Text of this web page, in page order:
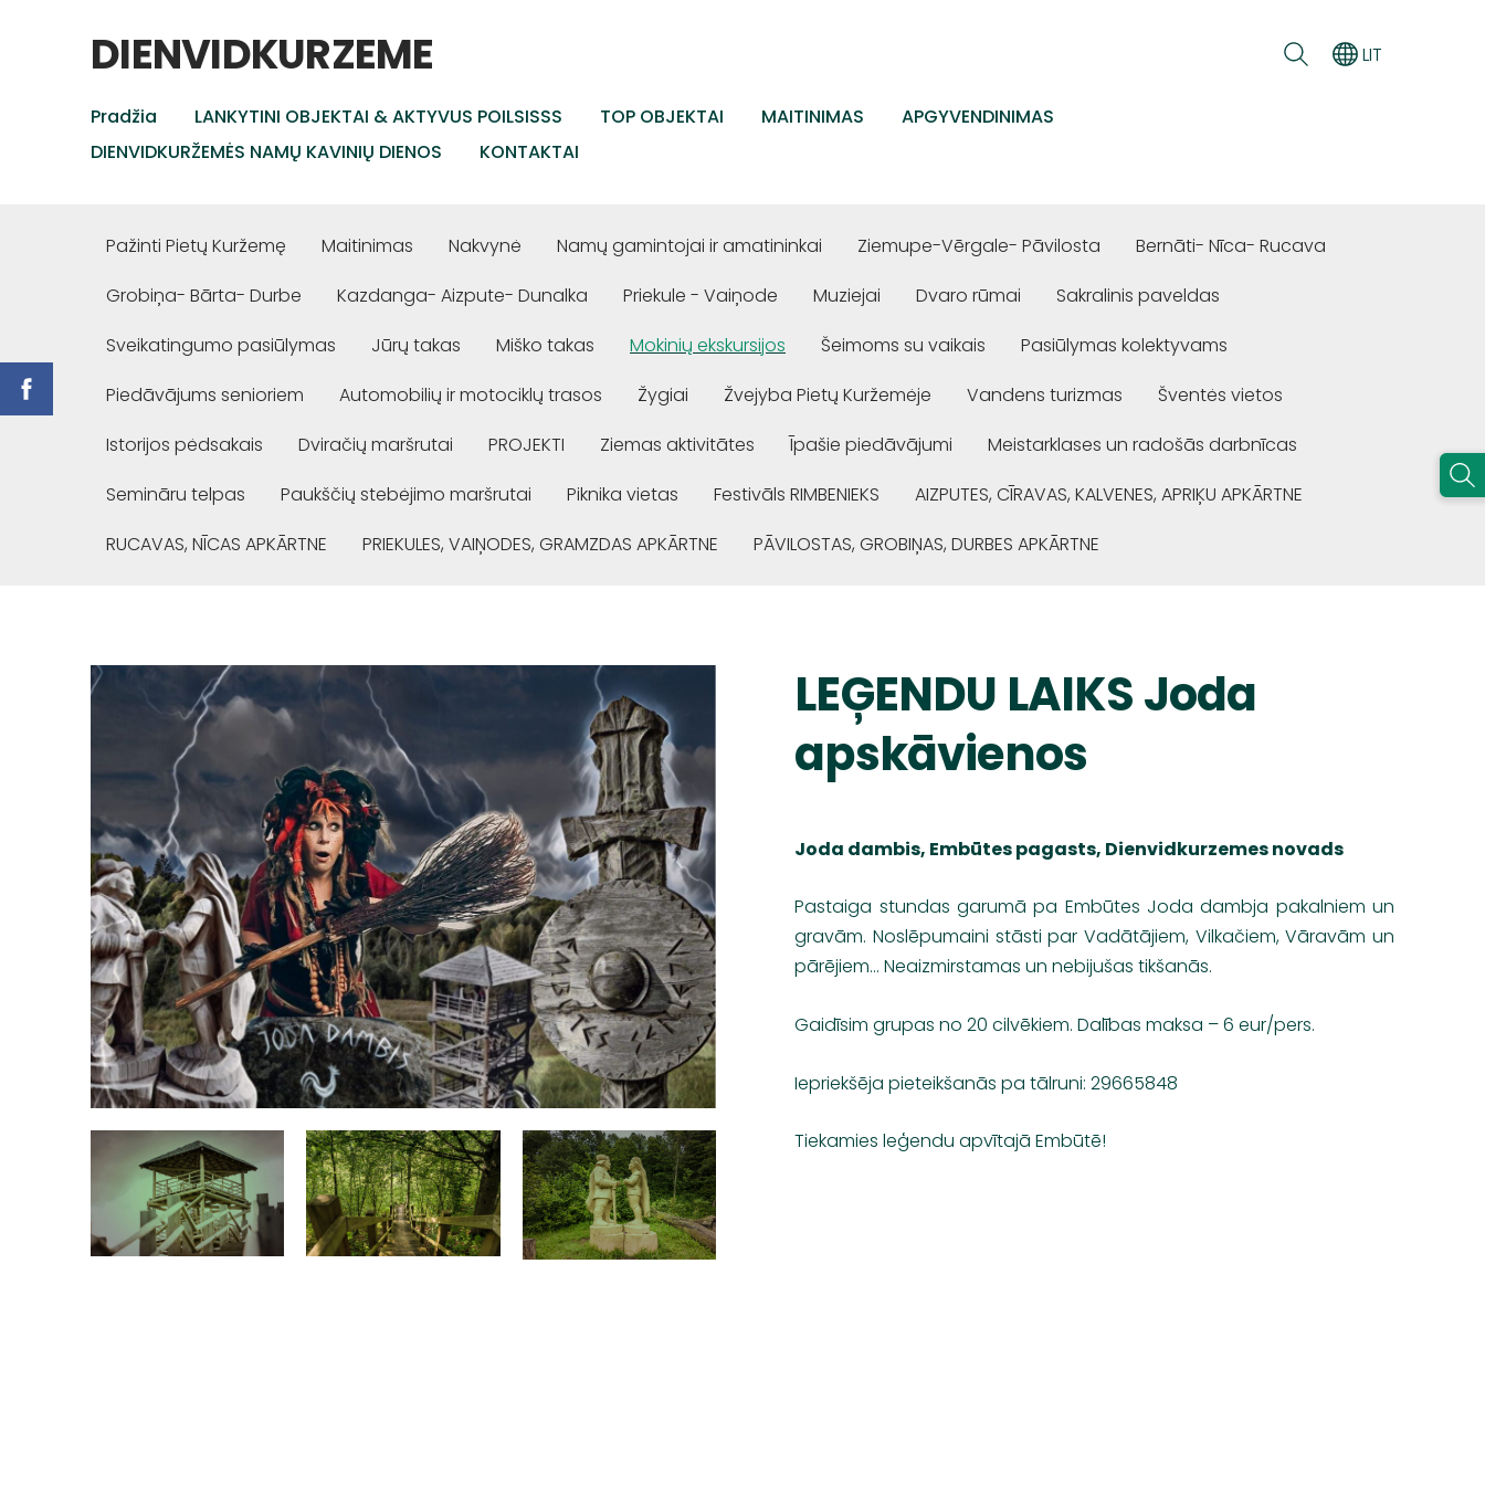
DIENVIDKURZEME
Pradžia LANKYTINI OBJEKTAI & AKTYVUS POILSISSS TOP OBJEKTAI MAITINIMAS
APGYVENDINIMAS
DIENVIDKURŽEMĖS NAMŲ KAVINIŲ DIENOS
KONTAKTAI
LIT
Pažinti Pietų Kuržemę Maitinimas Nakvynė Namų gamintojai ir amatininkai Ziemupe-Vērgale- Pāvilosta
Bernāti- Nīca- Rucava
Grobiņa- Bārta- Durbe
Kazdanga- Aizpute- Dunalka Priekule - Vaiņode Muziejai Dvaro rūmai
Sakralinis paveldas
Sveikatingumo pasiūlymas
Jūrų takas Miško takas Mokinių ekskursijos Šeimoms su vaikais
Pasiūlymas kolektyvams
Piedāvājums senioriem
Automobilių ir motociklų trasos Žygiai Žvejyba Pietų Kuržemėje Vandens turizmas
Šventės vietos
Istorijos pėdsakais
Dviračių maršrutai PROJEKTI Ziemas aktivitātes Īpašie piedāvājumi
Meistarklases un radošās darbnīcas
Semināru telpas
Paukščių stebėjimo maršrutai Piknika vietas Festivāls RIMBENIEKS
AIZPUTES, CĪRAVAS, KALVENES, APRIĶU APKĀRTNE
RUCAVAS, NĪCAS APKĀRTNE
PRIEKULES, VAIŅODES, GRAMZDAS APKĀRTNE PĀVILOSTAS, GROBIŅAS, DURBES APKĀRTNE
LEĢENDU LAIKS Joda
apskāvienos
Joda dambis, Embūtes pagasts, Dienvidkurzemes novads
Pastaiga stundas garumā pa Embūtes Joda dambja pakalniem un
gravām. Noslēpumaini stāsti par Vadātājiem, Vilkačiem, Vāravām un
pārējiem… Neaizmirstamas un nebijušas tikšanās.
Gaidīsim grupas no 20 cilvēkiem. Dalības maksa – 6 eur/pers.
Iepriekšēja pieteikšanās pa tālruni: 29665848
Tiekamies leģendu apvītajā Embūtē!